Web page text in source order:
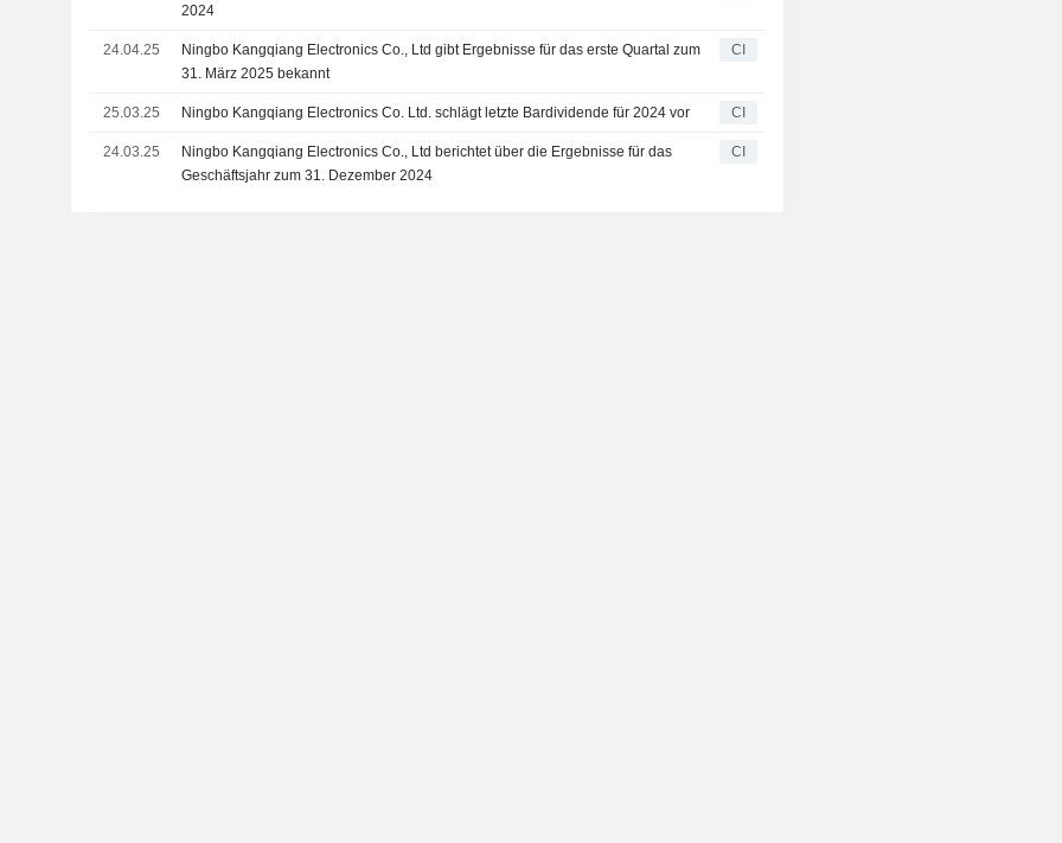
2024
24.04.25
Ningbo Kangqiang Electronics Co., Ltd gibt Ergebnisse für das erste Quartal zum
31. März 2025 bekannt
CI
25.03.25 Ningbo Kangqiang Electronics Co. Ltd. schlägt letzte Bardividende für 2024 vor CI
24.03.25
Ningbo Kangqiang Electronics Co., Ltd berichtet über die Ergebnisse für das
Geschäftsjahr zum 31. Dezember 2024
CI